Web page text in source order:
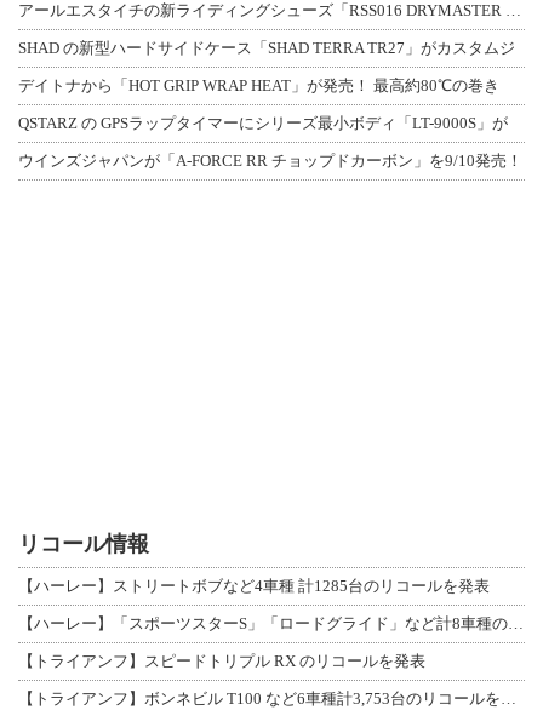
アールエスタイチの新ライディングシューズ「RSS016 DRYMASTER スト
SHAD の新型ハードサイドケース「SHAD TERRA TR27」がカスタムジ
デイトナから「HOT GRIP WRAP HEAT」が発売！ 最高約80℃の巻き
QSTARZ の GPSラップタイマーにシリーズ最小ボディ「LT-9000S」が
ウインズジャパンが「A-FORCE RR チョップドカーボン」を9/10発売！
リコール情報
【ハーレー】ストリートボブなど4車種 計1285台のリコールを発表
【ハーレー】「スポーツスターS」「ロードグライド」など計8車種のリコールを発表
【トライアンフ】スピードトリプル RX のリコールを発表
【トライアンフ】ボンネビル T100 など6車種計3,753台のリコールを発表